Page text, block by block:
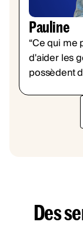
Pauline
“Ce qui me
d'aider les
possèdent
Des